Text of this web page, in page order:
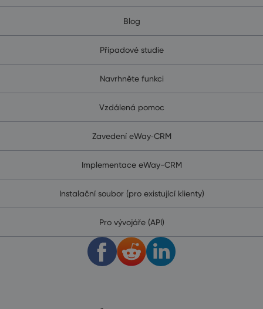
Blog
Případové studie
Navrhněte funkci
Vzdálená pomoc
Zavedení eWay‑CRM
Implementace eWay-CRM
Instalační soubor (pro existující klienty)
Pro vývojáře (API)